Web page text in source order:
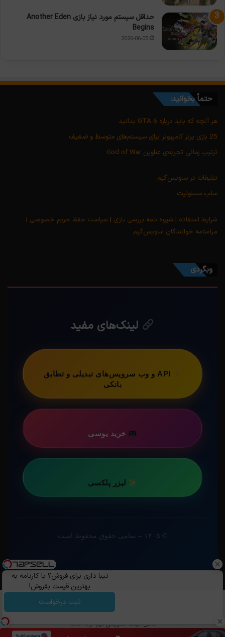
حداقل سیستم مورد نیاز بازی Another Eden
Begins
2026-06-05
حتماً بخوانید:
هر آنچه که باید درباره GTA 6 بدانید
25 بازی برتر کامپیوتر برای سیستم‌های متوسط و ضعیف
ترتیب زمانی تجربه‌ی عناوین God of War
تبلیغات در ساویس‌گیم
سلب مسئولیت
شرایط استفاده | شیوه نامه بررسی بازی | سیاست حفظ حریم خصوصی |
مرامنامه خوانندگان ساویس‌گیم
وبگردی
لینک‌های مفید
API و وب سرویس‌های تبدیلی و تطابق
بانکی
خرید یوسی
لیزر پلکسی
کپی رایت ©️ 1405 - 1399 | استفاده از مطالب ساویس‌گیم با ذکر منبع و قرار
دادن لینک ساویس‌گیم آزاد است.
تیبا داری برای فروش؟ با کارنامه به
بهترین قیمت بفروش!
ثبت درخواست